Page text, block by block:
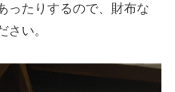
ったりするので、財布な
さい。